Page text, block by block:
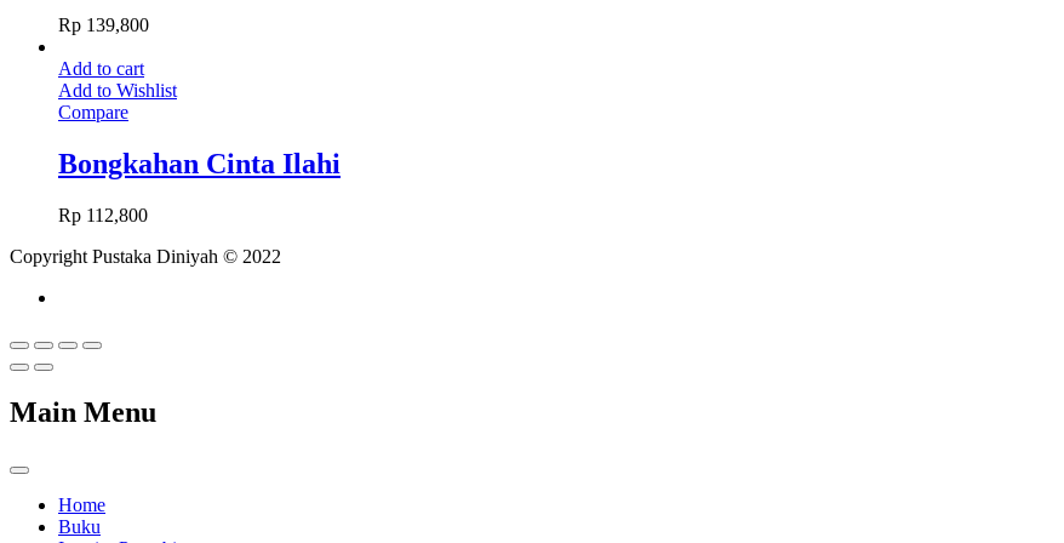
Rp 139,800
Add to cart
Add to Wishlist
Compare
Bongkahan Cinta Ilahi
Rp 112,800
Copyright Pustaka Diniyah © 2022
Main Menu
Home
Buku